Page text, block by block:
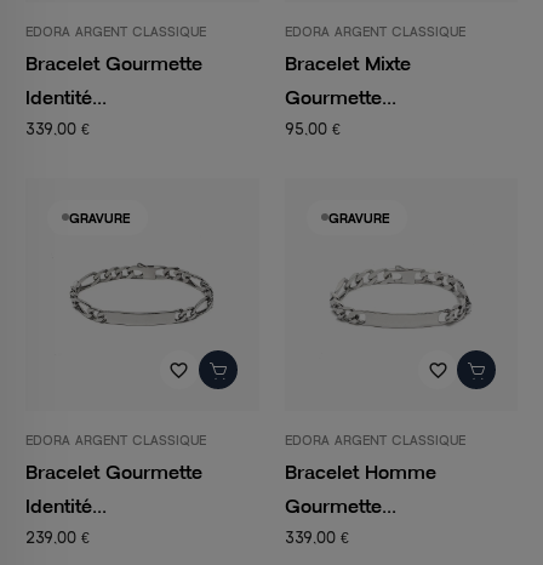
EDORA ARGENT CLASSIQUE
Bracelet Gourmette
Identité...
339,00 €
EDORA ARGENT CLASSIQUE
Bracelet Mixte
Gourmette...
95,00 €
GRAVURE
favorite_border
EDORA ARGENT CLASSIQUE
Bracelet Gourmette
Identité...
239,00 €
GRAVURE
favorite_border
EDORA ARGENT CLASSIQUE
Bracelet Homme
Gourmette...
339,00 €